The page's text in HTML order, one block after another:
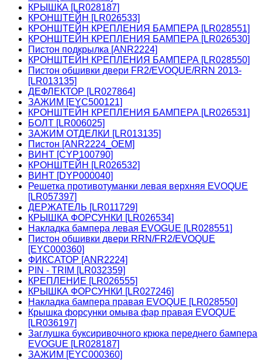
КРЫШКА [LR028187]
КРОНШТЕЙН [LR026533]
КРОНШТЕЙН КРЕПЛЕНИЯ БАМПЕРА [LR028551]
КРОНШТЕЙН КРЕПЛЕНИЯ БАМПЕРА [LR026530]
Пистон подкрылка [ANR2224]
КРОНШТЕЙН КРЕПЛЕНИЯ БАМПЕРА [LR028550]
Пистон обшивки двери FR2/EVOQUE/RRN 2013-
[LR013135]
ДЕФЛЕКТОР [LR027864]
ЗАЖИМ [EYC500121]
КРОНШТЕЙН КРЕПЛЕНИЯ БАМПЕРА [LR026531]
БОЛТ [LR006025]
ЗАЖИМ ОТДЕЛКИ [LR013135]
Пистон [ANR2224_OEM]
ВИНТ [CYP100790]
КРОНШТЕЙН [LR026532]
ВИНТ [DYP000040]
Решетка противотуманки левая верхняя EVOQUE
[LR057397]
ДЕРЖАТЕЛЬ [LR011729]
КРЫШКА ФОРСУНКИ [LR026534]
Накладка бампера левая EVOGUE [LR028551]
Пистон обшивки двери RRN/FR2/EVOQUE
[EYC000360]
ФИКСАТОР [ANR2224]
PIN - TRIM [LR032359]
КРЕПЛЕНИЕ [LR026555]
КРЫШКА ФОРСУНКИ [LR027246]
Накладка бампера правая EVOQUE [LR028550]
Крышка форсунки омыва фар правая EVOQUE
[LR036197]
Заглушка буксиривочного крюка переднего бампера
EVOGUE [LR028187]
ЗАЖИМ [EYC000360]